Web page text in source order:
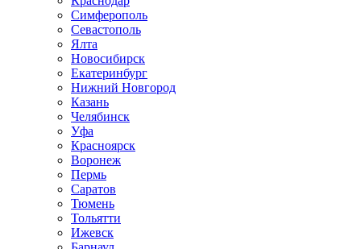
Симферополь
Севастополь
Ялта
Новосибирск
Екатеринбург
Нижний Новгород
Казань
Челябинск
Уфа
Красноярск
Воронеж
Пермь
Саратов
Тюмень
Тольятти
Ижевск